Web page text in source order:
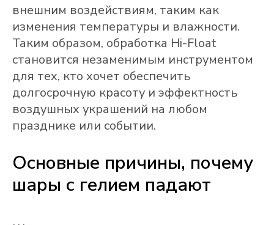
внешним воздействиям, таким как
изменения температуры и влажности.
Таким образом, обработка Hi-Float
становится незаменимым инструментом
для тех, кто хочет обеспечить
долгосрочную красоту и эффектность
воздушных украшений на любом
празднике или событии.
Основные причины, почему
шары с гелием падают